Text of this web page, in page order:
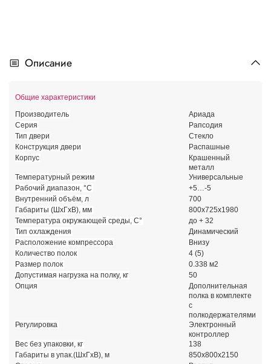
Описание
Общие характеристики
Производитель
Ариада
Серия
Рапсодия
Тип двери
Стекло
Конструкция двери
Распашные
Корпус
Крашенный
металл
Температурный режим
Универсальные
Рабочий диапазон, °С
+5…-5
Внутренний объём, л
700
Габариты (ШхГхВ), мм
800х725х1980
Температура окружающей среды, С°
до + 32
Тип охлаждения
Динамический
Расположение компрессора
Внизу
Количество полок
4 (5)
Размер полок
0.338 м2
Допустимая нагрузка на полку, кг
50
Опция
Дополнительная
полка в комплекте
с
полкодержателями
Регулировка
Электронный
контроллер
Вес без упаковки, кг
138
Габариты в упак.(ШхГхВ), м
850х800х2150